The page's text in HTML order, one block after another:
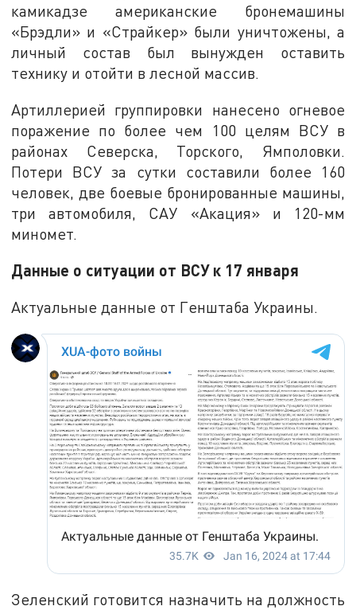
камикадзе американские бронемашины
«Брэдли» и «Страйкер» были уничтожены, а
личный состав был вынужден оставить
технику и отойти в лесной массив.
Артиллерией группировки нанесено огневое
поражение по более чем 100 целям ВСУ в
районах Северска, Торского, Ямполовки.
Потери ВСУ за сутки составили более 160
человек, две боевые бронированные машины,
три автомобиля, САУ «Акация» и 120-мм
миномет.
Данные о ситуации от ВСУ к 17 января
Актуальные данные от Генштаба Украины.
Зеленский готовится назначить на должность